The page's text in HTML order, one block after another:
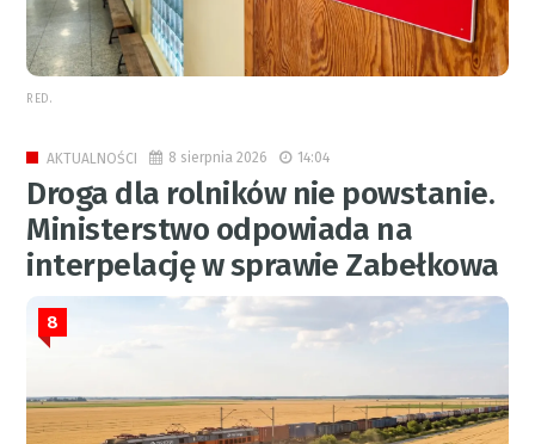
RED.
AKTUALNOŚCI 8 sierpnia 2026 14:04
Droga dla rolników nie powstanie.
Ministerstwo odpowiada na
interpelację w sprawie Zabełkowa
8